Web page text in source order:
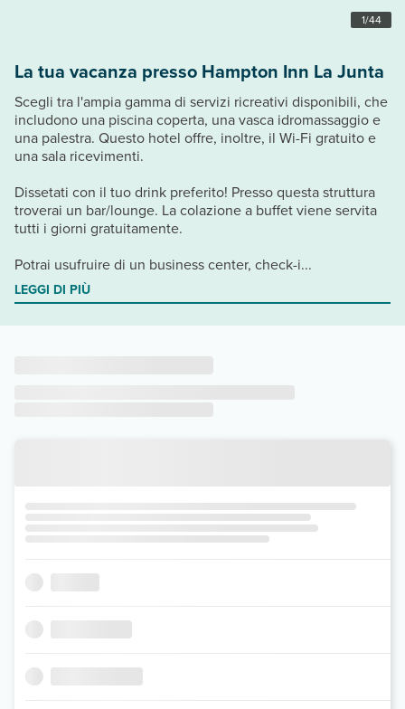
1/44
La tua vacanza presso Hampton Inn La Junta
Scegli tra l'ampia gamma di servizi ricreativi disponibili, che
includono una piscina coperta, una vasca idromassaggio e
una palestra. Questo hotel offre, inoltre, il Wi-Fi gratuito e
una sala ricevimenti.
Dissetati con il tuo drink preferito! Presso questa struttura
troverai un bar/lounge. La colazione a buffet viene servita
tutti i giorni gratuitamente.
Potrai usufruire di un business center, check-i...
LEGGI DI PIÙ